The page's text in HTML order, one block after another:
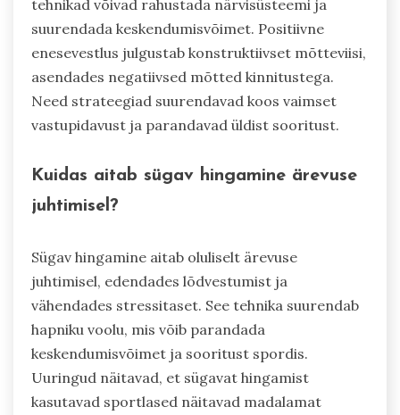
tehnikad võivad rahustada närvisüsteemi ja
suurendada keskendumisvõimet. Positiivne
enesevestlus julgustab konstruktiivset mõtteviisi,
asendades negatiivsed mõtted kinnitustega.
Need strateegiad suurendavad koos vaimset
vastupidavust ja parandavad üldist sooritust.
Kuidas aitab sügav hingamine ärevuse
juhtimisel?
Sügav hingamine aitab oluliselt ärevuse
juhtimisel, edendades lõdvestumist ja
vähendades stressitaset. See tehnika suurendab
hapniku voolu, mis võib parandada
keskendumisvõimet ja sooritust spordis.
Uuringud näitavad, et sügavat hingamist
kasutavad sportlased näitavad madalamat